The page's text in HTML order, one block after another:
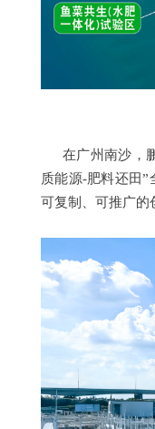
在广州南沙，
质能源-肥料还田
可复制、可推广的